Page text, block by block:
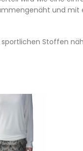
und mit
Stoffen